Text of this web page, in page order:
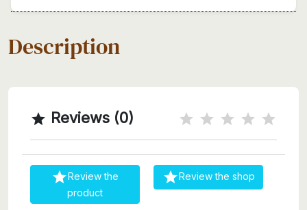
Description
 Reviews (0)
Review the
product
Review the shop